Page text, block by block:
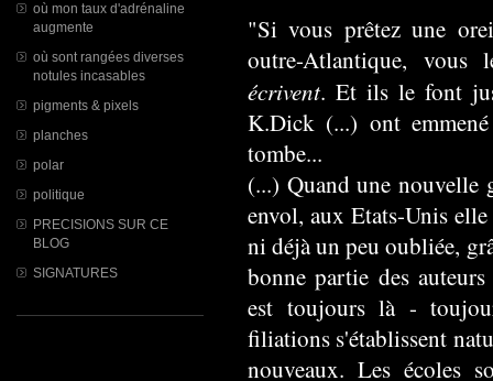
où mon taux d'adrénaline
augmente
où sont rangées diverses
notules incasables
pigments & pixels
planches
polar
politique
PRECISIONS SUR CE
BLOG
SIGNATURES
"Si vous prêtez une
outre-Atlantique, vous
écrivent. Et ils le font
K.Dick (...) ont
tombe...
(...) Quand une nouvelle
envol, aux Etats-Unis elle
ni déjà un peu oubliée,
bonne partie des
est toujours là -
filiations s'établissent
nouveaux. Les écoles